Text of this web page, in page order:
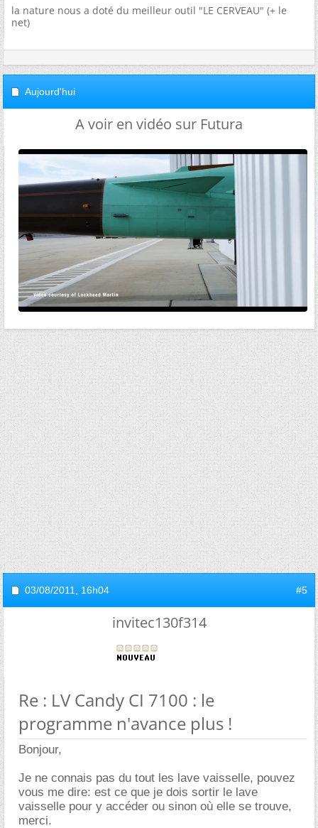
la nature nous a doté du meilleur outil "LE CERVEAU" (+ le
net)
Aujourd'hui
A voir en vidéo sur Futura
03/08/2011, 16h04 #5
invitec130f314
Re : LV Candy CI 7100 : le
programme n'avance plus !
Bonjour,
Je ne connais pas du tout les lave vaisselle, pouvez
vous me dire: est ce que je dois sortir le lave
vaisselle pour y accéder ou sinon où elle se trouve,
merci.